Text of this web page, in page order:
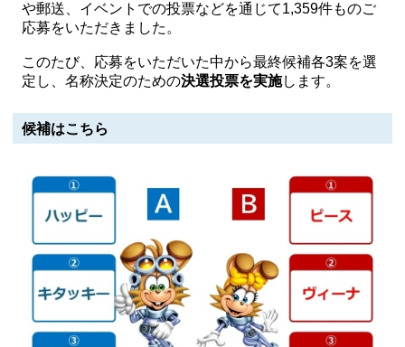
や郵送、イベントでの投票などを通じて1,359件ものご
応募をいただきました。
このたび、応募をいただいた中から最終候補各3案を選
定し、名称決定のための決選投票を実施します。
候補はこちら